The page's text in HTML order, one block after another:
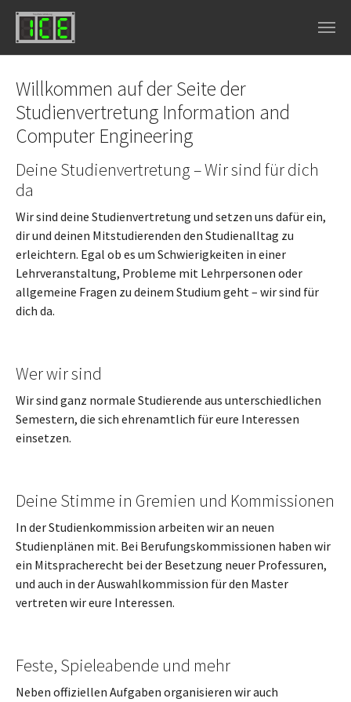
Willkommen auf der Seite der
Studienvertretung Information and
Computer Engineering
Deine Studienvertretung – Wir sind für dich
da
Wir sind deine Studienvertretung und setzen uns dafür ein,
dir und deinen Mitstudierenden den Studienalltag zu
erleichtern. Egal ob es um Schwierigkeiten in einer
Lehrveranstaltung, Probleme mit Lehrpersonen oder
allgemeine Fragen zu deinem Studium geht – wir sind für
dich da.
Wer wir sind
Wir sind ganz normale Studierende aus unterschiedlichen
Semestern, die sich ehrenamtlich für eure Interessen
einsetzen.
Deine Stimme in Gremien und Kommissionen
In der Studienkommission arbeiten wir an neuen
Studienplänen mit. Bei Berufungskommissionen haben wir
ein Mitspracherecht bei der Besetzung neuer Professuren,
und auch in der Auswahlkommission für den Master
vertreten wir eure Interessen.
Feste, Spieleabende und mehr
Neben offiziellen Aufgaben organisieren wir auch